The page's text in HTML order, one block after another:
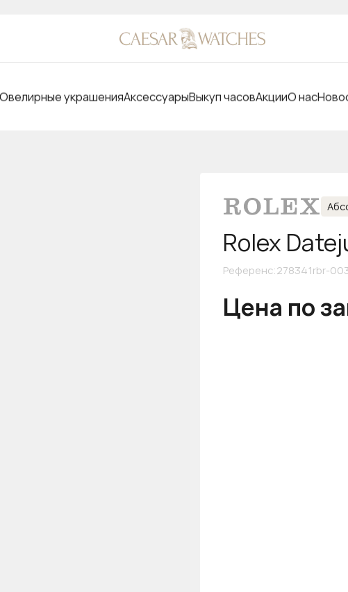
украшенияАксессуарыВыкуп часовАкцииО нас
Rolex
Референс:278341rbr-
Цена по